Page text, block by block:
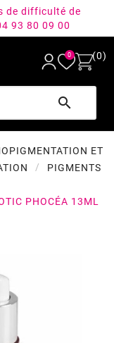
de difficulté de
93 80 09 00
0 (0)

ET
PIGMENTS
PHOCÉA 13ML